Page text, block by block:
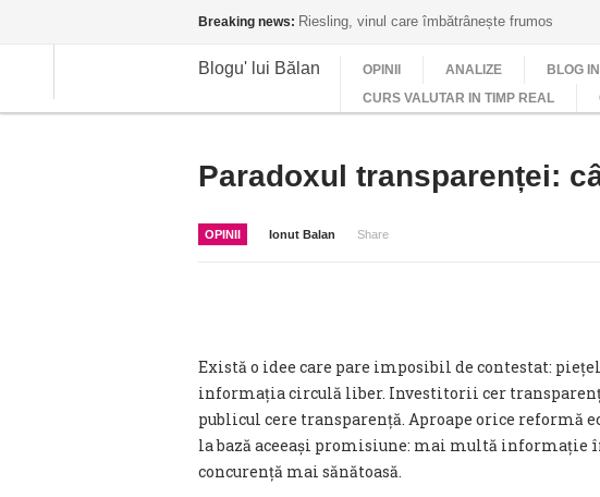
Breaking news: Riesling, vinul care îmbătrânește frumos
Blogu' lui Bălan OPINII ANALIZE BLOG
CURS VALUTAR IN TIMP REAL
Paradoxul transparenței:
OPINII Ionut Balan Share
Există o idee care pare imposibil de contestat:
informația circulă liber. Investitorii cer
publicul cere transparență. Aproape orice reformă
la bază aceeași promisiune: mai multă informație
concurență mai sănătoasă.